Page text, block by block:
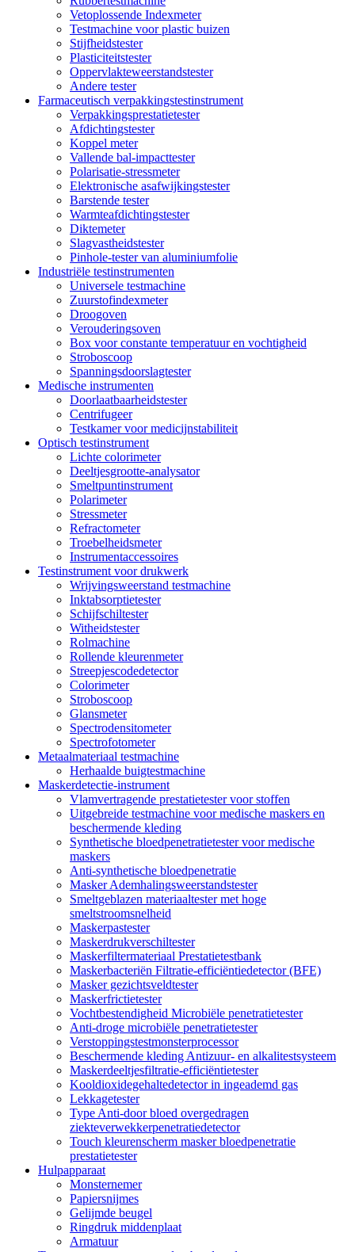
Vetoplossende Indexmeter
Testmachine voor plastic buizen
Stijfheidstester
Plasticiteitstester
Oppervlakteweerstandstester
Andere tester
Farmaceutisch verpakkingstestinstrument
Verpakkingsprestatietester
Afdichtingstester
Koppel meter
Vallende bal-impacttester
Polarisatie-stressmeter
Elektronische asafwijkingstester
Barstende tester
Warmteafdichtingstester
Diktemeter
Slagvastheidstester
Pinhole-tester van aluminiumfolie
Industriële testinstrumenten
Universele testmachine
Zuurstofindexmeter
Droogoven
Verouderingsoven
Box voor constante temperatuur en vochtigheid
Stroboscoop
Spanningsdoorslagtester
Medische instrumenten
Doorlaatbaarheidstester
Centrifugeer
Testkamer voor medicijnstabiliteit
Optisch testinstrument
Lichte colorimeter
Deeltjesgrootte-analysator
Smeltpuntinstrument
Polarimeter
Stressmeter
Refractometer
Troebelheidsmeter
Instrumentaccessoires
Testinstrument voor drukwerk
Wrijvingsweerstand testmachine
Inktabsorptietester
Schijfschiltester
Witheidstester
Rolmachine
Rollende kleurenmeter
Streepjescodedetector
Colorimeter
Stroboscoop
Glansmeter
Spectrodensitometer
Spectrofotometer
Metaalmateriaal testmachine
Herhaalde buigtestmachine
Maskerdetectie-instrument
Vlamvertragende prestatietester voor stoffen
Uitgebreide testmachine voor medische maskers en
beschermende kleding
Synthetische bloedpenetratietester voor medische
maskers
Anti-synthetische bloedpenetratie
Masker Ademhalingsweerstandstester
Smeltgeblazen materiaaltester met hoge
smeltstroomsnelheid
Maskerpastester
Maskerdrukverschiltester
Maskerfiltermateriaal Prestatietestbank
Maskerbacteriën Filtratie-efficiëntiedetector (BFE)
Masker gezichtsveldtester
Maskerfrictietester
Vochtbestendigheid Microbiële penetratietester
Anti-droge microbiële penetratietester
Verstoppingstestmonsterprocessor
Beschermende kleding Antizuur- en alkalitestsysteem
Maskerdeeltjesfiltratie-efficiëntietester
Kooldioxidegehaltedetector in ingeademd gas
Lekkagetester
Type Anti-door bloed overgedragen
ziekteverwekkerpenetratiedetector
Touch kleurenscherm masker bloedpenetratie
prestatietester
Hulpapparaat
Monsternemer
Papiersnijmes
Gelijmde beugel
Ringdruk middenplaat
Armatuur